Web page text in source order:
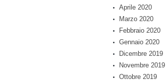
Aprile 2020
Marzo 2020
Febbraio 2020
Gennaio 2020
Dicembre 2019
Novembre 2019
Ottobre 2019